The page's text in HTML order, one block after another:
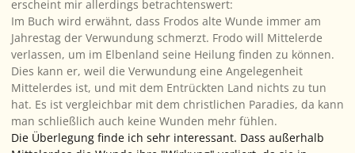
erscheint mir allerdings betrachtenswert:
Im Buch wird erwähnt, dass Frodos alte Wunde immer am
Jahrestag der Verwundung schmerzt. Frodo will Mittelerde
verlassen, um im Elbenland seine Heilung finden zu können.
Dies kann er, weil die Verwundung eine Angelegenheit
Mittelerdes ist, und mit dem Entrückten Land nichts zu tun
hat. Es ist vergleichbar mit dem christlichen Paradies, da kann
man schließlich auch keine Wunden mehr fühlen.
Die Überlegung finde ich sehr interessant. Dass außerhalb